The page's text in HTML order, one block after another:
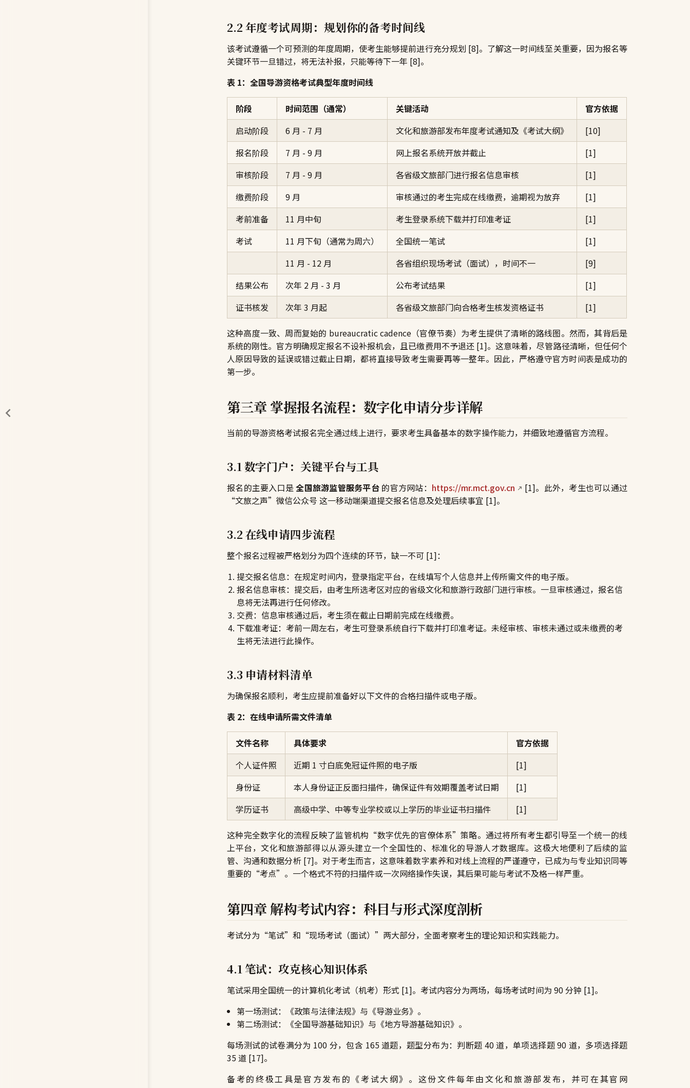
2.2 年度考试周期：规划你的备考时间线
该考试遵循一个可预测的年度周期，使考生能够提前进行充分规划 [8]。了解这一时间线至关重要，因为报名等
关键环节一旦错过，将无法补报，只能等待下一年 [8]。
表 1：全国导游资格考试典型年度时间线
阶段 时间范围（通常） 关键活动
官方依据
启动阶段
6 月 - 7 月 文化和旅游部发布年度考试通知及《考试大纲》
[10]
报名阶段
7 月 - 9 月 网上报名系统开放并截止
[1]
审核阶段
7 月 - 9 月 各省级文旅部门进行报名信息审核
[1]
缴费阶段
9 月 审核通过的考生完成在线缴费，逾期视为放弃
[1]
考前准备
11 月中旬 考生登录系统下载并打印准考证
[1]
考试
11 月下旬（通常为周六） 全国统一笔试
[1]
11 月 - 12 月
各省组织现场考试（面试），时间不一
[9]
结果公布
次年 2 月 - 3 月 公布考试结果
[1]
证书核发
次年 3 月起 各省级文旅部门向合格考生核发资格证书 [1]
这种高度一致、周而复始的 bureaucratic cadence（官僚节奏）为考生提供了清晰的路线图。然而，其背后是
系统的刚性。官方明确规定报名不设补报机会，且已缴费用不予退还 [1]。这意味着，尽管路径清晰，但任何个
人原因导致的延误或错过截止日期，都将直接导致考生需要再等一整年。因此，严格遵守官方时间表是成功的
第一步。
第三章 掌握报名流程：数字化申请分步详解
当前的导游资格考试报名完全通过线上进行，要求考生具备基本的数字操作能力，并细致地遵循官方流程。
3.1 数字门户：关键平台与工具
报名的主要入口是全国旅游监管服务平台 的官方网站： https://mr.mct.gov.cn
[1]。此外，考生也可以通过
“文旅之声”微信公众号 这一移动端渠道提交报名信息及处理后续事宜 [1]。
3.2 在线申请四步流程
整个报名过程被严格划分为四个连续的环节，缺一不可 [1]：
提交报名信息：在规定时间内，登录指定平台，在线填写个人信息并上传所需文件的电子版。
报名信息审核：提交后，由考生所选考区对应的省级文化和旅游行政部门进行审核。一旦审核通过，报名信
息将无法再进行任何修改。
交费：信息审核通过后，考生须在截止日期前完成在线缴费。
下载准考证：考前一周左右，考生可登录系统自行下载并打印准考证。未经审核、审核未通过或未缴费的考
生将无法进行此操作。
3.3 申请材料清单
为确保报名顺利，考生应提前准备好以下文件的合格扫描件或电子版。
表 2：在线申请所需文件清单
文件名称 具体要求
官方依据
个人证件照
近期 1 寸白底免冠证件照的电子版
[1]
身份证
本人身份证正反面扫描件，确保证件有效期覆盖考试日期
[1]
学历证书
高级中学、中等专业学校或以上学历的毕业证书扫描件 [1]
这种完全数字化的流程反映了监管机构“数字优先的官僚体系”策略。通过将所有考生都引导至一个统一的线
上平台，文化和旅游部得以从源头建立一个全国性的、标准化的导游人才数据库。这极大地便利了后续的监
管、沟通和数据分析 [7]。对于考生而言，这意味着数字素养和对线上流程的严谨遵守，已成为与专业知识同等
重要的“考点”。一个格式不符的扫描件或一次网络操作失误，其后果可能与考试不及格一样严重。
第四章 解构考试内容：科目与形式深度剖析
考试分为“笔试”和“现场考试（面试）”两大部分，全面考察考生的理论知识和实践能力。
4.1 笔试：攻克核心知识体系
笔试采用全国统一的计算机化考试（机考）形式 [1]。考试内容分为两场，每场考试时间为 90 分钟 [1]。
第一场测试：《政策与法律法规》与《导游业务》。
第二场测试：《全国导游基础知识》与《地方导游基础知识》。
每场测试的试卷满分为 100 分，包含 165 道题，题型分布为：判断题 40 道，单项选择题 90 道，多项选择题
35 道 [17]。
备考的终极工具是官方发布的《考试大纲》。这份文件每年由文化和旅游部发布，并可在其官网